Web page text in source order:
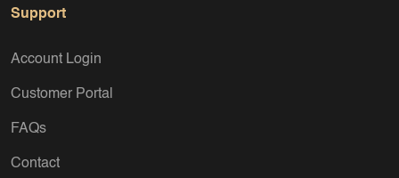
Support
Account Login
Customer Portal
FAQs
Contact